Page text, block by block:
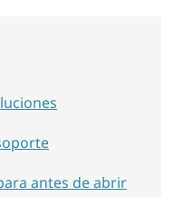
antes de abrir